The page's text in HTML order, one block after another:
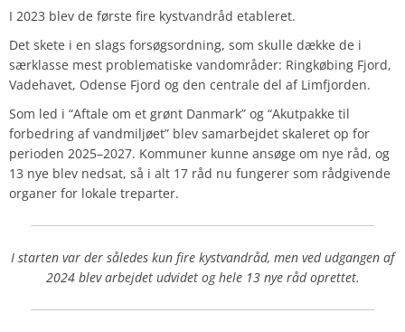
I 2023 blev de første fire kystvandråd etableret.
Det skete i en slags forsøgsordning, som skulle dække de i
særklasse mest problematiske vandområder: Ringkøbing Fjord,
Vadehavet, Odense Fjord og den centrale del af Limfjorden.
Som led i “Aftale om et grønt Danmark” og “Akutpakke til
forbedring af vandmiljøet” blev samarbejdet skaleret op for
perioden 2025–2027. Kommuner kunne ansøge om nye råd, og
13 nye blev nedsat, så i alt 17 råd nu fungerer som rådgivende
organer for lokale treparter.
I starten var der således kun fire kystvandråd, men ved udgangen af
2024 blev arbejdet udvidet og hele 13 nye råd oprettet.